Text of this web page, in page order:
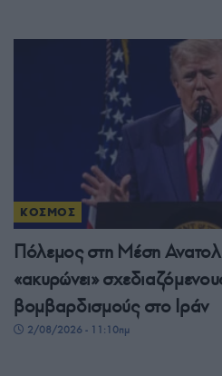
ΚΟΣΜΟΣ
Πόλεμος στη Μέση
«ακυρώνει»
βομβαρδισμούς στο Ιράν
2/08/2026 - 11:10πμ